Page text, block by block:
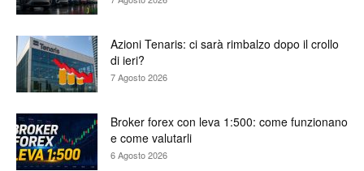
Azioni Tenaris: ci sarà rimbalzo dopo il crollo
di ieri?
7 Agosto 2026
Broker forex con leva 1:500: come funzionano
e come valutarli
6 Agosto 2026